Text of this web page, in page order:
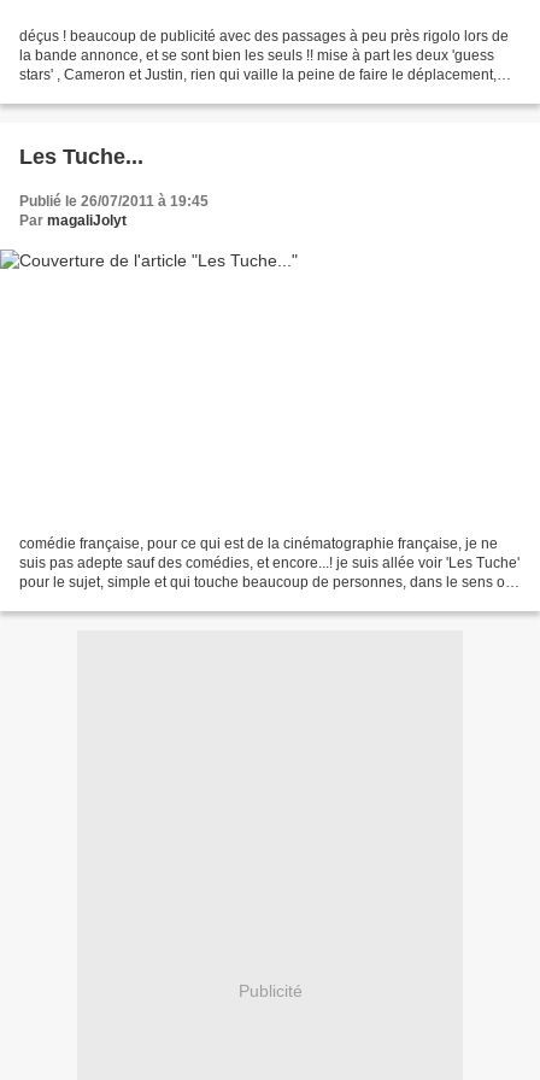
déçus ! beaucoup de publicité avec des passages à peu près rigolo lors de
la bande annonce, et se sont bien les seuls !! mise à part les deux 'guess
stars' , Cameron et Justin, rien qui vaille la peine de faire le déplacement,
Les Tuche...
Publié le 26/07/2011 à 19:45
Par magaliJolyt
comédie française, pour ce qui est de la cinématographie française, je ne
suis pas adepte sauf des comédies, et encore...! je suis allée voir 'Les Tuche'
pour le sujet, simple et qui touche beaucoup de personnes, dans le sens où
Publicité